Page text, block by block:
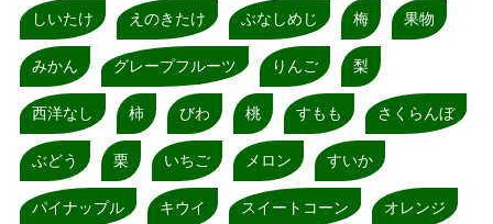
しいたけ えのきたけ ぶなしめじ 梅 果物
みかん グレープフルーツ りんご 梨
西洋なし 柿 びわ 桃 すもも さくらんぼ
ぶどう 栗 いちご メロン すいか
パイナップル キウイ スイートコーン オレンジ